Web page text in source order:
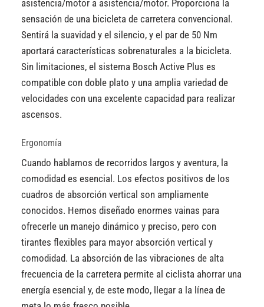
asistencia/motor a asistencia/motor. Proporciona la
sensación de una bicicleta de carretera convencional.
Sentirá la suavidad y el silencio, y el par de 50 Nm
aportará características sobrenaturales a la bicicleta.
Sin limitaciones, el sistema Bosch Active Plus es
compatible con doble plato y una amplia variedad de
velocidades con una excelente capacidad para realizar
ascensos.
Ergonomía
Cuando hablamos de recorridos largos y aventura, la
comodidad es esencial. Los efectos positivos de los
cuadros de absorción vertical son ampliamente
conocidos. Hemos diseñado enormes vainas para
ofrecerle un manejo dinámico y preciso, pero con
tirantes flexibles para mayor absorción vertical y
comodidad. La absorción de las vibraciones de alta
frecuencia de la carretera permite al ciclista ahorrar una
energía esencial y, de este modo, llegar a la línea de